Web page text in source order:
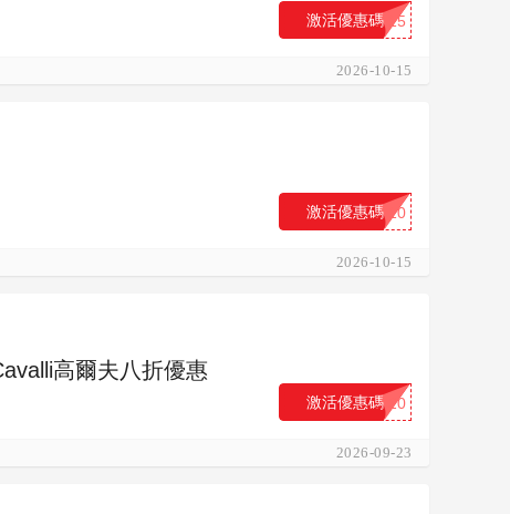
...15
激活優惠碼
2026-10-15
...10
激活優惠碼
2026-10-15
高爾夫八折優惠
...20
激活優惠碼
2026-09-23